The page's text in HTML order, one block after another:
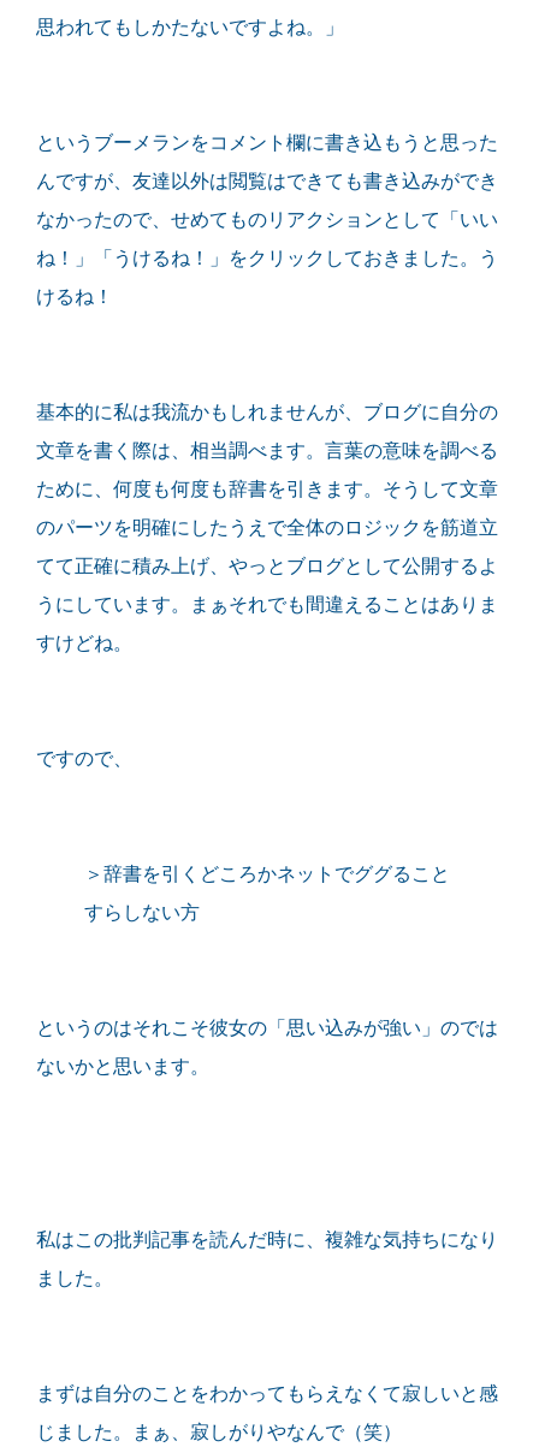
思われてもしかたないですよね。」
というブーメランをコメント欄に書き込もうと思った
んですが、友達以外は閲覧はできても書き込みができ
なかったので、せめてものリアクションとして「いい
ね！」「うけるね！」をクリックしておきました。う
けるね！
基本的に私は我流かもしれませんが、ブログに自分の
文章を書く際は、相当調べます。言葉の意味を調べる
ために、何度も何度も辞書を引きます。そうして文章
のパーツを明確にしたうえで全体のロジックを筋道立
てて正確に積み上げ、やっとブログとして公開するよ
うにしています。まぁそれでも間違えることはありま
すけどね。
ですので、
＞辞書を引くどころかネットでググること
すらしない方
というのはそれこそ彼女の「思い込みが強い」のでは
ないかと思います。
私はこの批判記事を読んだ時に、複雑な気持ちになり
ました。
まずは自分のことをわかってもらえなくて寂しいと感
じました。まぁ、寂しがりやなんで（笑）